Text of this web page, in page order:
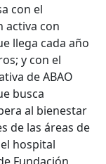
con el
activa con
llega cada año
y con el
de ABAO
busca
al bienestar
de las áreas de
hospital